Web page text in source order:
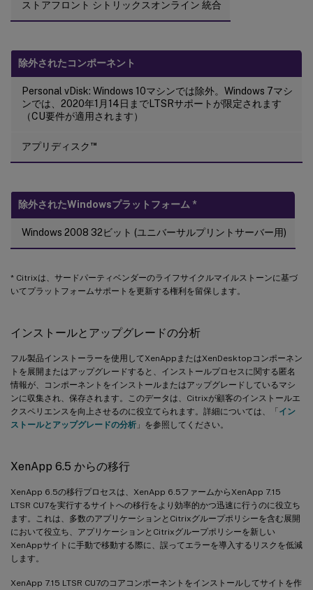
ストアフロント シトリックスオンライン 統合
除外されたコンポーネント
Personal vDisk: Windows 10マシンでは除外。Windows 7マシ
ンでは、2020年1月14日までLTSRサポートが限定されます
（CU要件が適用されます）
アプリディスク ™
除外されたWindowsプラットフォーム *
Windows 2008 32ビット (ユニバーサルプリントサーバー用)
* Citrixは、サードパーティベンダーのライフサイクルマイルストーンに基づ
いてプラットフォームサポートを更新する権利を留保します。
インストールとアップグレードの分析
フル製品インストーラーを使用してXenAppまたはXenDesktopコンポーネン
トを展開またはアップグレードすると、インストールプロセスに関する匿名
情報が、コンポーネントをインストールまたはアップグレードしているマシ
ンに収集され、保存されます。このデータは、Citrixが顧客のインストールエ
クスペリエンスを向上させるのに役立てられます。詳細については、「イン
ストールとアップグレードの分析 」を参照してください。
XenApp 6.5 からの移行
XenApp 6.5の移行プロセスは、XenApp 6.5ファームからXenApp 7.15
LTSR CU7を実行するサイトへの移行をより効率的かつ迅速に行うのに役立ち
ます。これは、多数のアプリケーションとCitrixグループポリシーを含む展開
において役立ち、アプリケーションとCitrixグループポリシーを新しい
XenAppサイトに手動で移動する際に、誤ってエラーを導入するリスクを低減
します。
XenApp 7.15 LTSR CU7のコアコンポーネントをインストールしてサイトを作